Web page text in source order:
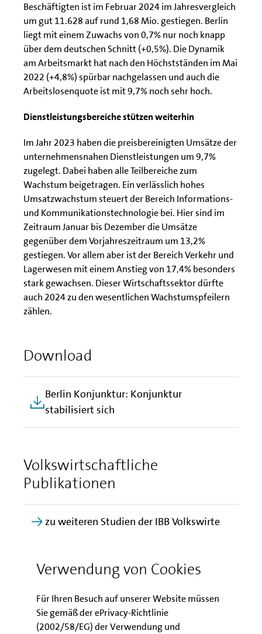
Verwendung von Cookies
Für Ihren Besuch auf unserer Website müssen
Sie gemäß der ePrivacy-Richtlinie
(2002/58/EG) der Verwendung und
Beschäftigten ist im Februar 2024 im Jahresvergleich
um gut 11.628 auf rund 1,68 Mio. gestiegen. Berlin
liegt mit einem Zuwachs von 0,7% nur noch knapp
über dem deutschen Schnitt (+0,5%). Die Dynamik
am Arbeitsmarkt hat nach den Höchstständen im Mai
2022 (+4,8%) spürbar nachgelassen und auch die
Arbeitslosenquote ist mit 9,7% noch sehr hoch.
Dienstleistungsbereiche stützen weiterhin
Im Jahr 2023 haben die preisbereinigten Umsätze der
unternehmensnahen Dienstleistungen um 9,7%
zugelegt. Dabei haben alle Teilbereiche zum
Wachstum beigetragen. Ein verlässlich hohes
Umsatzwachstum steuert der Bereich Informations-
und Kommunikationstechnologie bei. Hier sind im
Zeitraum Januar bis Dezember die Umsätze
gegenüber dem Vorjahreszeitraum um 13,2%
gestiegen. Vor allem aber ist der Bereich Verkehr und
Lagerwesen mit einem Anstieg von 17,4% besonders
stark gewachsen. Dieser Wirtschaftssektor dürfte
auch 2024 zu den wesentlichen Wachstumspfeilern
zählen.
Download
Berlin Konjunktur: Konjunktur
stabilisiert sich
Volkswirtschaftliche
Publikationen
zu weiteren Studien der IBB Volkswirte